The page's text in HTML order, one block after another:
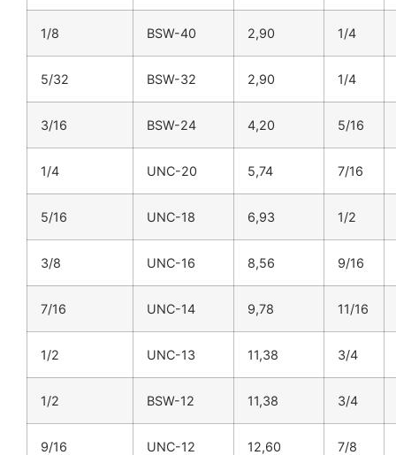
1/8 BSW-40 2,90 1/4
5/32 BSW-32 2,90 1/4
3/16 BSW-24 4,20 5/16
1/4 UNC-20 5,74 7/16
5/16 UNC-18 6,93 1/2
3/8 UNC-16 8,56 9/16
7/16 UNC-14 9,78 11/16
1/2 UNC-13 11,38 3/4
1/2 BSW-12 11,38 3/4
9/16 UNC-12 12,60 7/8